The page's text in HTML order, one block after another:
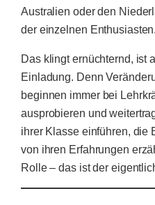
Australien oder den
der einzelnen Enthusiasten.
Das klingt ernüchternd, ist
Einladung. Denn
beginnen immer bei
ausprobieren und
ihrer Klasse einführen, die
von ihren Erfahrungen
Rolle – das ist der